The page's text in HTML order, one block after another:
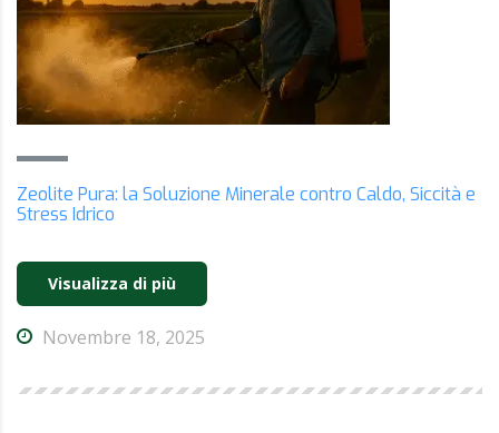
Zeolite Pura: la Soluzione Minerale contro Caldo, Siccità e
Stress Idrico
Visualizza di più
Novembre 18, 2025